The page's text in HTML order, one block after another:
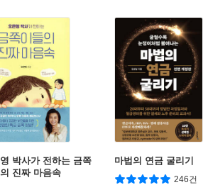
박사가 전하는 금쪽
진짜 마음속
마법의 연금 굴리기
246건